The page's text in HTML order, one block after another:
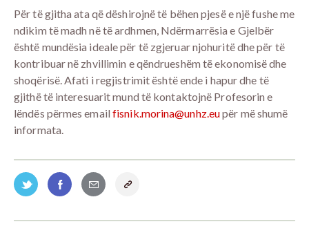
Për të gjitha ata që dëshirojnë të bëhen pjesë e një fushe me
ndikim të madh në të ardhmen, Ndërmarrësia e Gjelbër
është mundësia ideale për të zgjeruar njohuritë dhe për të
kontribuar në zhvillimin e qëndrueshëm të ekonomisë dhe
shoqërisë. Afati i regjistrimit është ende i hapur dhe të
gjithë të interesuarit mund të kontaktojnë Profesorin e
lëndës përmes email fisnik.morina@unhz.eupër më shumë
informata.